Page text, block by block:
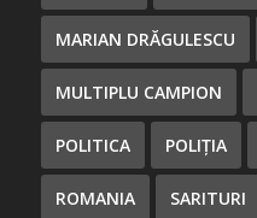
MARIAN DRĂGULESCU
MULTIPLU CAMPION
POLITICA POLIȚIA
ROMANIA SARITURI